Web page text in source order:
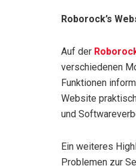
Roborock’s
Auf der
verschiedenen
Funktionen
Website
und
Ein weiteres
Problemen zur